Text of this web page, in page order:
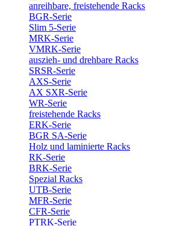
anreihbare, freistehende Racks
BGR-Serie
Slim 5-Serie
MRK-Serie
VMRK-Serie
auszieh- und drehbare Racks
SRSR-Serie
AXS-Serie
AX SXR-Serie
WR-Serie
freistehende Racks
ERK-Serie
BGR SA-Serie
Holz und laminierte Racks
RK-Serie
BRK-Serie
Spezial Racks
UTB-Serie
MFR-Serie
CFR-Serie
PTRK-Serie